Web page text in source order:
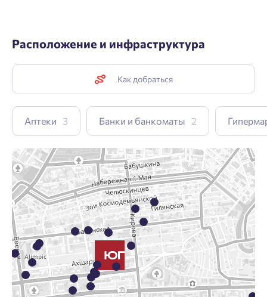
Расположение и инфраструктура
Как добраться
Аптеки 3 Банки и банкоматы 2